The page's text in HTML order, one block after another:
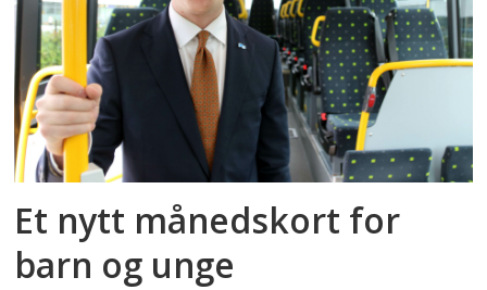
Et nytt månedskort for
barn og unge